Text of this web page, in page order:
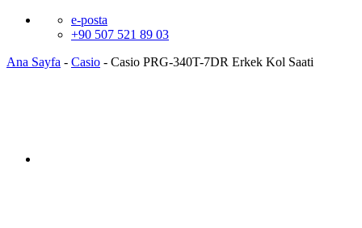
e-posta
+90 507 521 89 03
Ana Sayfa - Casio - Casio PRG-340T-7DR Erkek Kol Saati